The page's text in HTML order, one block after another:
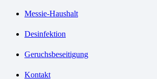
Messie-Haushalt
Desinfektion
Geruchsbeseitigung
Kontakt